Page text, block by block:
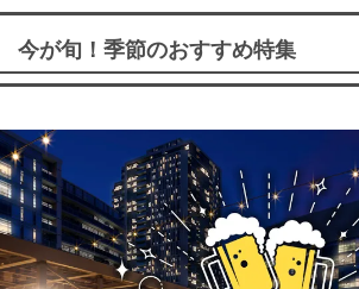
今が旬！季節のおすすめ特集